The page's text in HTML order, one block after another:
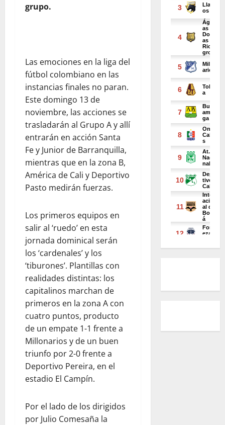
grupo.
Las emociones en la liga del
fútbol colombiano en las
instancias finales no paran.
Este domingo 13 de
noviembre, las acciones se
trasladarán al Grupo A y allí
entrarán en acción Santa
Fe y Junior de Barranquilla,
mientras que en la zona B,
América de Cali y Deportivo
Pasto medirán fuerzas.
Los primeros equipos en
salir al ‘ruedo’ en esta
jornada dominical serán
los ‘cardenales’ y los
‘tiburones’. Plantillas con
realidades distintas: los
capitalinos marchan de
primeros en la zona A con
cuatro puntos, producto
de un empate 1-1 frente a
Millonarios y de un buen
triunfo por 2-0 frente a
Deportivo Pereira, en el
estadio El Campín.
Por el lado de los dirigidos
por Julio Comesaña la